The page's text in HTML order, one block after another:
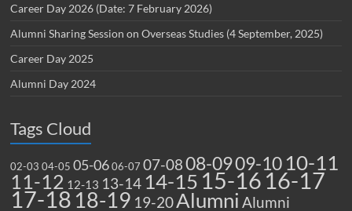
Career Day 2026 (Date: 7 February 2026)
Alumni Sharing Session on Overseas Studies (4 September, 2025)
Career Day 2025
Alumni Day 2024
Tags Cloud
02-03 04-05 05-06 06-07 07-0808-0909-10 10-11
11-12 12-13 13-14 14-1515-1616-17
17-1818-19 19-20Alumni Alumni